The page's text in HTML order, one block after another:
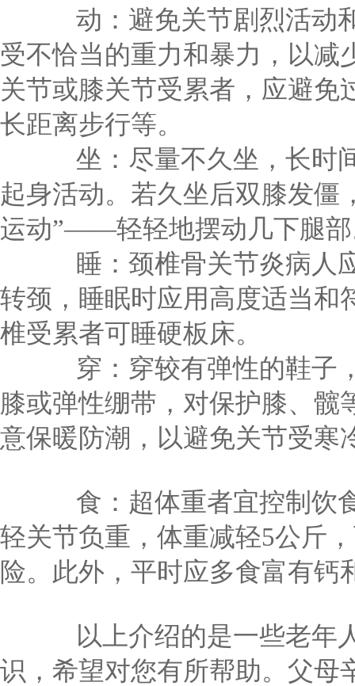
动：避免关节剧烈活动
受不恰当的重力和暴力，以减
关节或膝关节受累者，应避免
长距离步行等。
坐：尽量不久坐，长时
起身活动。若久坐后双膝发僵
运动”——轻轻地摆动几下
睡：颈椎骨关节炎病人
转颈，睡眠时应用高度适当和
椎受累者可睡硬板床。
穿：穿较有弹性的鞋子
膝或弹性绷带，对保护膝、髋
意保暖防潮，以避免关节受寒
食：超体重者宜控制饮
轻关节负重，体重减轻5公斤
险。此外，平时应多食富有钙
以上介绍的是一些老年
识，希望对您有所帮助。父母